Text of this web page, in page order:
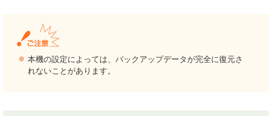
本機の設定によっては、バックアップデータが完全に復元さ
れないことがあります。